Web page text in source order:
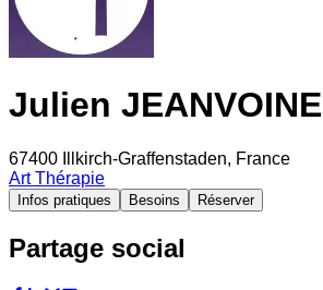
Julien JEANVOINE
67400 Illkirch-Graffenstaden, France
Art Thérapie
Infos pratiques Besoins Réserver
Partage social